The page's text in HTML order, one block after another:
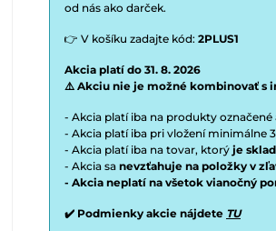
od nás ako darček.
👉 V košíku zadajte kód: 2PLUS1
Akcia platí do 31. 8. 2026
⚠️ Akciu nie je možné kombinovať s
- Akcia platí iba na produkty označené
- Akcia platí iba pri vložení minimálne
- Akcia platí iba na tovar, ktorý je
- Akcia sa nevzťahuje na položky v
- Akcia neplatí na všetok vianočný
✔️ Podmienky akcie nájdete TU